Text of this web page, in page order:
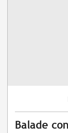
Balade